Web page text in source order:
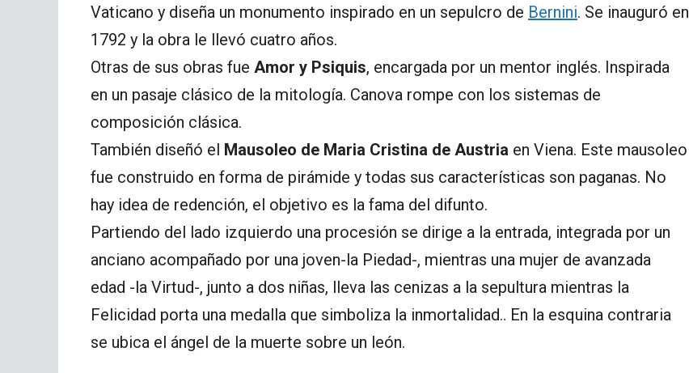
Vaticano y diseña un monumento inspirado en un sepulcro de Bernini. Se inauguró en
1792 y la obra le llevó cuatro años.
Otras de sus obras fue Amor y Psiquis, encargada por un mentor inglés. Inspirada
en un pasaje clásico de la mitología. Canova rompe con los sistemas de
composición clásica.
También diseñó el Mausoleo de Maria Cristina de Austria en Viena. Este mausoleo
fue construido en forma de pirámide y todas sus características son paganas. No
hay idea de redención, el objetivo es la fama del difunto.
Partiendo del lado izquierdo una procesión se dirige a la entrada, integrada por un
anciano acompañado por una joven-la Piedad-, mientras una mujer de avanzada
edad -la Virtud-, junto a dos niñas, lleva las cenizas a la sepultura mientras la
Felicidad porta una medalla que simboliza la inmortalidad.. En la esquina contraria
se ubica el ángel de la muerte sobre un león.